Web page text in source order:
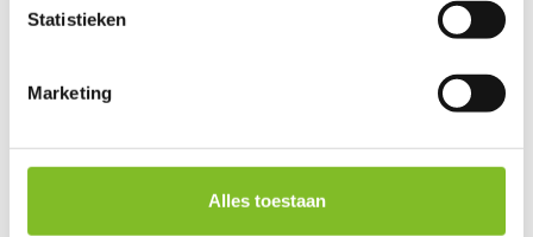
Statistieken
Marketing
Alles toestaan
€3,40